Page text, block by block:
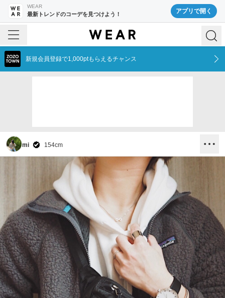
WEAR
最新トレンドのコーデを見つけよう！ アプリで開く
新規会員登録で1,000ptもらえるチャンス
mi 154cm